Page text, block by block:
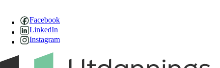
Facebook
LinkedIn
Instagram